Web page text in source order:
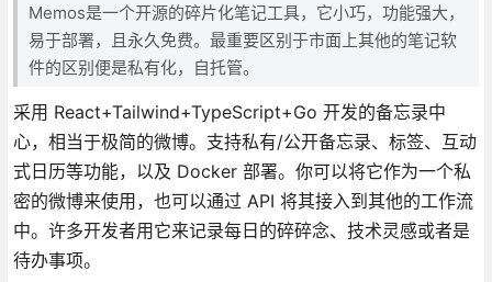
Memos是一个开源的碎片化笔记工具，它小巧，功能强大，
易于部署，且永久免费。最重要区别于市面上其他的笔记软
件的区别便是私有化，自托管。
采用 React+Tailwind+TypeScript+Go 开发的备忘录中
心，相当于极简的微博。支持私有/公开备忘录、标签、互动
式日历等功能，以及 Docker 部署。你可以将它作为一个私
密的微博来使用，也可以通过 API 将其接入到其他的工作流
中。许多开发者用它来记录每日的碎碎念、技术灵感或者是
待办事项。